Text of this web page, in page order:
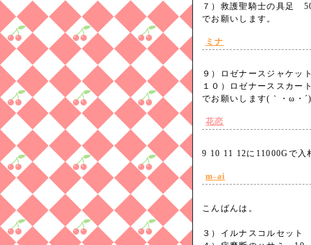
７）救護聖騎士の具足
でお願いします。
ミナ
９）ロゼナースジャケ
１０）ロゼナーススカ
でお願いします(｀・ω
花恋
9 10 11 12に11000Gで
m-ai
こんばんは。
３）イルナスコルセッ